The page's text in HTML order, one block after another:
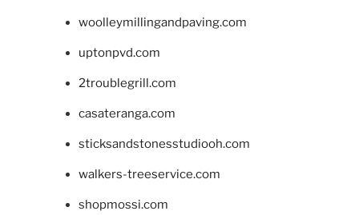
woolleymillingandpaving.com
uptonpvd.com
2troublegrill.com
casateranga.com
sticksandstonesstudiooh.com
walkers-treeservice.com
shopmossi.com